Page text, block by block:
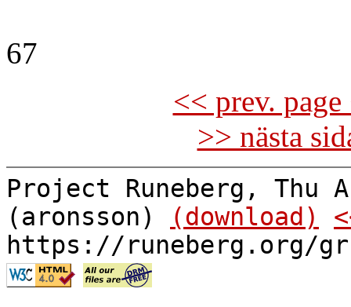
67
<< prev.
>> nästa
Project Runeberg, Thu
(aronsson)
(download)
https://runeberg.org/